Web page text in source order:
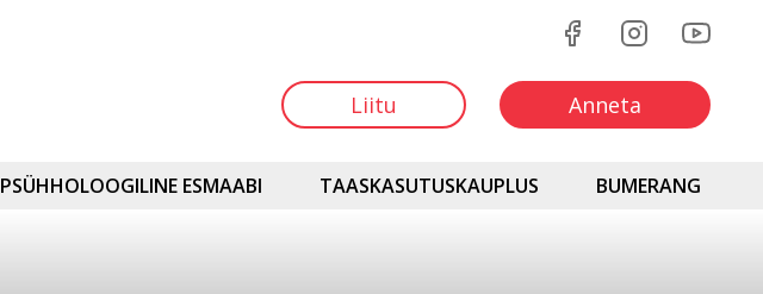
Liitu Anneta
PSÜHHOLOOGILINE ESMAABI TAASKASUTUSKAUPLUS BUMERANG